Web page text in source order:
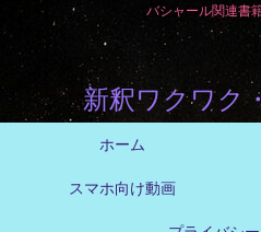
バシャール関連書
新釈ワクワク
ホーム
スマホ向け動画